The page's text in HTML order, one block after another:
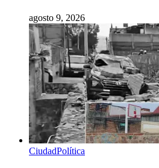
agosto 9, 2026
CiudadPolítica